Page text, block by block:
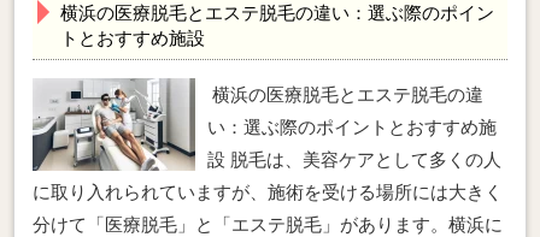
横浜の医療脱毛とエステ脱毛の違い：選ぶ際のポイン
トとおすすめ施設
横浜の医療脱毛とエステ脱毛の違
い：選ぶ際のポイントとおすすめ施
設 脱毛は、美容ケアとして多くの人
に取り入れられていますが、施術を受ける場所には大きく
分けて「医療脱毛」と「エステ脱毛」があります。横浜に